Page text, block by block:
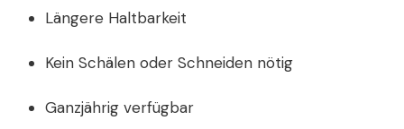
Längere Haltbarkeit
Kein Schälen oder Schneiden nötig
Ganzjährig verfügbar